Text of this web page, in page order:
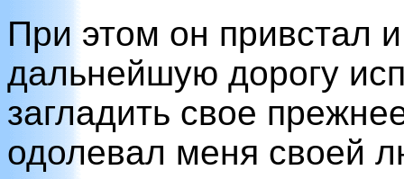
При этом он привстал
дальнейшую дорогу
загладить свое
одолевал меня своей